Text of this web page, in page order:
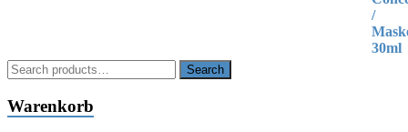
Search
for:
Search
Warenkorb